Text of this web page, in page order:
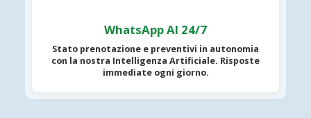
WhatsApp AI 24/7
Stato prenotazione e preventivi in autonomia
con la nostra Intelligenza Artificiale. Risposte
immediate ogni giorno.